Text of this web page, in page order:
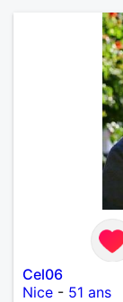
Cel06
Nice - 51 ans